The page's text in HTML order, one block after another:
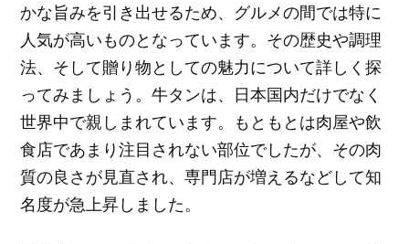
かな旨みを引き出せるため、グルメの間では特に
人気が高いものとなっています。その歴史や調理
法、そして贈り物としての魅力について詳しく探
ってみましょう。牛タンは、日本国内だけでなく
世界中で親しまれています。もともとは肉屋や飲
食店であまり注目されない部位でしたが、その肉
質の良さが見直され、専門店が増えるなどして知
名度が急上昇しました。